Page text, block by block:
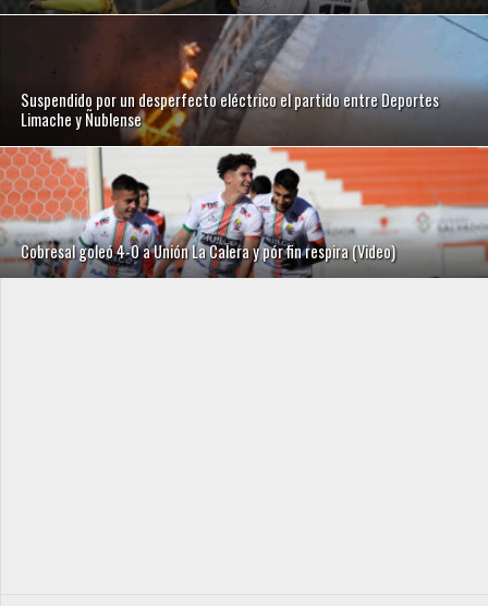
Suspendido por un desperfecto eléctrico el partido entre Deportes
Limache y Ñublense
Cobresal goleó 4-0 a Unión La Calera y pór fin respira (Video)